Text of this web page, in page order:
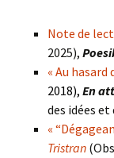
Note de
2025),
« Au hasard
2018), En
des idées
«
Tristran